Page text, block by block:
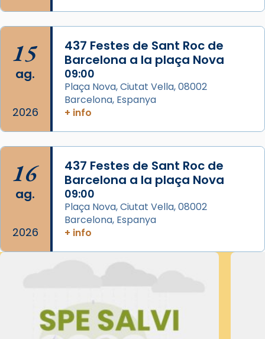
15
ag.
2026
437 Festes de Sant Roc de
Barcelona a la plaça Nova
09:00
Plaça Nova, Ciutat Vella, 08002
Barcelona, Espanya
+ info
16
ag.
2026
437 Festes de Sant Roc de
Barcelona a la plaça Nova
09:00
Plaça Nova, Ciutat Vella, 08002
Barcelona, Espanya
+ info